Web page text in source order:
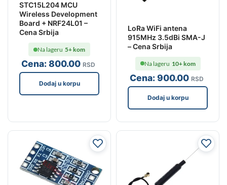
STC15L204 MCU
Wireless Development
Board + NRF24L01 –
Cena Srbija
Cena:800.00 RSD
Na lageru 5+ kom
Dodaj u korpu
LoRa WiFi antena
915MHz 3.5dBi SMA-J
– Cena Srbija
Cena:900.00 RSD
Na lageru 10+ kom
Dodaj u korpu